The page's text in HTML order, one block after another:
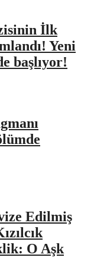
İlk
Yeni
başlıyor!
Edilmiş
O Aşk